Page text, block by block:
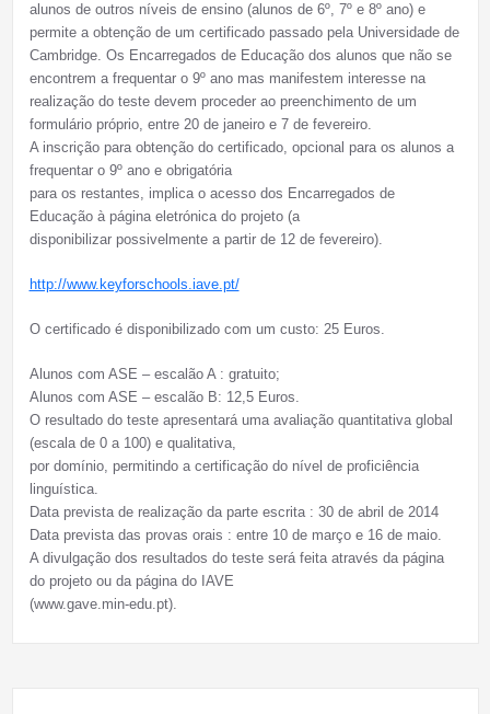
alunos de outros níveis de ensino (alunos de 6º, 7º e 8º ano) e
permite a obtenção de um certificado passado pela Universidade de
Cambridge. Os Encarregados de Educação dos alunos que não se
encontrem a frequentar o 9º ano mas manifestem interesse na
realização do teste devem proceder ao preenchimento de um
formulário próprio, entre 20 de janeiro e 7 de fevereiro.
A inscrição para obtenção do certificado, opcional para os alunos a
frequentar o 9º ano e obrigatória
para os restantes, implica o acesso dos Encarregados de
Educação à página eletrónica do projeto (a
disponibilizar possivelmente a partir de 12 de fevereiro).
http://www.keyforschools.iave.pt/
O certificado é disponibilizado com um custo: 25 Euros.
Alunos com ASE – escalão A : gratuito;
Alunos com ASE – escalão B: 12,5 Euros.
O resultado do teste apresentará uma avaliação quantitativa global
(escala de 0 a 100) e qualitativa,
por domínio, permitindo a certificação do nível de proficiência
linguística.
Data prevista de realização da parte escrita : 30 de abril de 2014
Data prevista das provas orais : entre 10 de março e 16 de maio.
A divulgação dos resultados do teste será feita através da página
do projeto ou da página do IAVE
(www.gave.min-edu.pt).